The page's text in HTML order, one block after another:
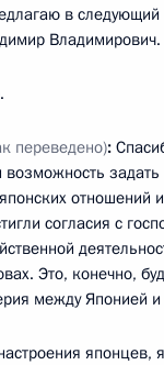
в следующий
Владимирович.
переведено):
возможность
японских
согласия с
Это, конечно,
между Японией и
японцев,